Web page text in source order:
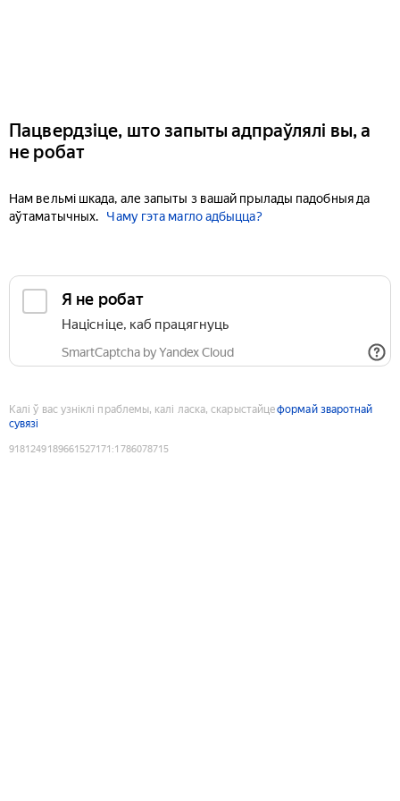
Пацвердзіце, што запыты адпраўлялі вы, а
не робат
Нам вельмі шкада, але запыты з вашай прылады падобныя да
аўтаматычных.
Чаму гэта магло адбыцца?
Я не робат
Націсніце, каб працягнуць
SmartCaptcha by Yandex Cloud
Калі ў вас узніклі праблемы, калі ласка, скарыстайцеформай зваротнай
сувязі
9181249189661527171 :1786078715